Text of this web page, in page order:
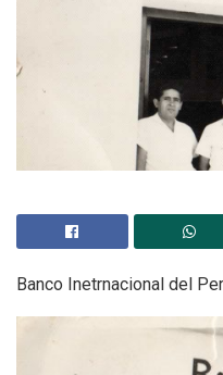
Banco Inetrnacional del